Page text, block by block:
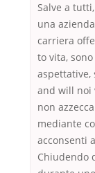
Salve a
una
carriera
to vita,
aspettative,
and will noi
non
mediante
acconsenti
Chiudendo